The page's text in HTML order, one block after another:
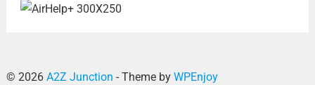
© 2026 A2Z Junction - Theme by WPEnjoy